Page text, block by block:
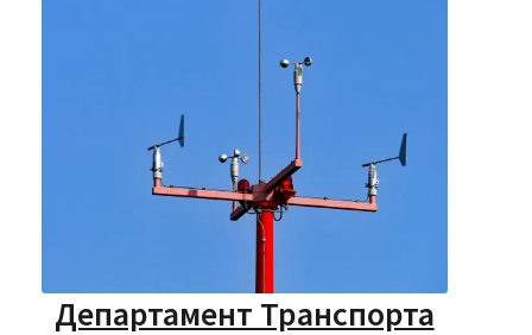
Департамент Транспорта